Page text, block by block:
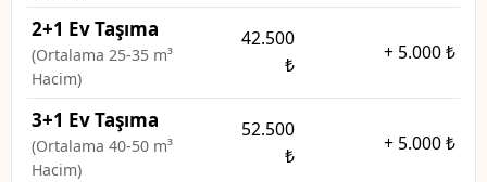
2+1 Ev Taşıma
(Ortalama 25-35 m³
Hacim)
42.500
₺
+ 5.000 ₺
3+1 Ev Taşıma
(Ortalama 40-50 m³
Hacim)
52.500
₺
+ 5.000 ₺